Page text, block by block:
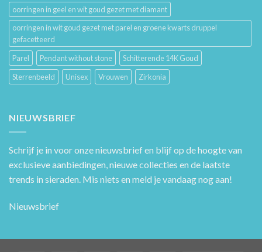
oorringen in geel en wit goud gezet met diamant
oorringen in wit goud gezet met parel en groene kwarts druppel
gefacetteerd
Parel
Pendant without stone
Schitterende 14K Goud
Sterrenbeeld
Unisex Vrouwen Zirkonia
NIEUWSBRIEF
Schrijf je in voor onze nieuwsbrief en blijf op de hoogte van
exclusieve aanbiedingen, nieuwe collecties en de laatste
trends in sieraden. Mis niets en meld je vandaag nog aan!
Nieuwsbrief